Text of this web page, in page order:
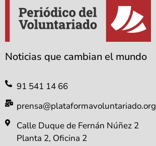
Noticias que cambian el mundo
91 541 14 66
prensa@plataformavoluntariado.org
Calle Duque de Fernán Núñez 2
Planta 2, Oficina 2